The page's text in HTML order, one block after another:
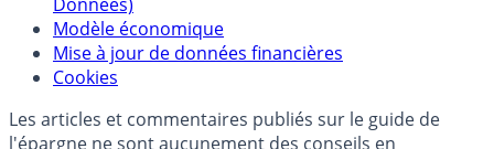
(RGPD - Règlement Général de Protection des
Données)
Modèle économique
Cookies